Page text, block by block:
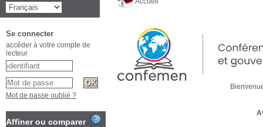
Se connecter
accéder à votre compte de
lecteur
Mot de passe oublié ?
Affiner ou comparer